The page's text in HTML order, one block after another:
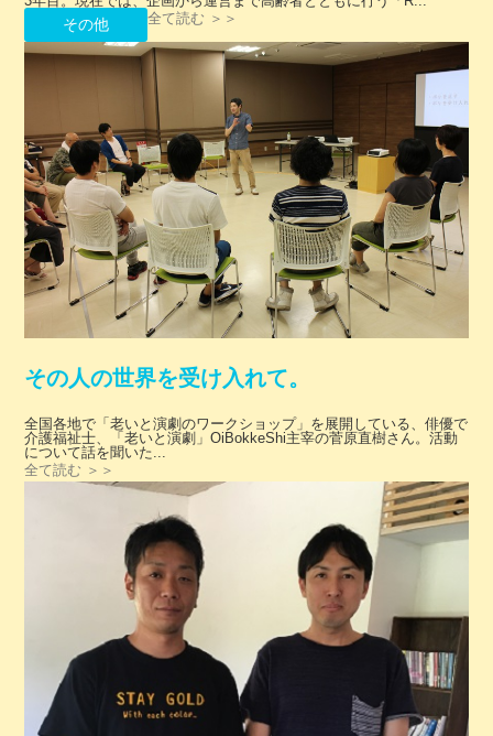
その他 全て読む ＞＞
その人の世界を受け入れて。
全国各地で「老いと演劇のワークショップ」を展開している、俳優で
介護福祉士、「老いと演劇」OiBokkeShi主宰の菅原直樹さん。活動
について話を聞いた...
全て読む ＞＞